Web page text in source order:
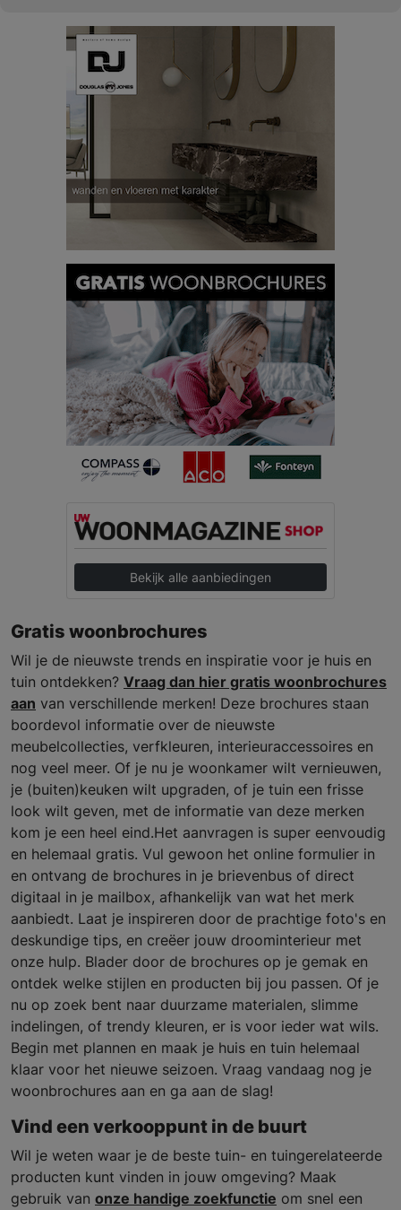
Bekijk alle aanbiedingen
Gratis woonbrochures
Wil je de nieuwste trends en inspiratie voor je huis en
tuin ontdekken? Vraag dan hier gratis woonbrochures
aan van verschillende merken! Deze brochures staan
boordevol informatie over de nieuwste
meubelcollecties, verfkleuren, interieuraccessoires en
nog veel meer. Of je nu je woonkamer wilt vernieuwen,
je (buiten)keuken wilt upgraden, of je tuin een frisse
look wilt geven, met de informatie van deze merken
kom je een heel eind.Het aanvragen is super eenvoudig
en helemaal gratis. Vul gewoon het online formulier in
en ontvang de brochures in je brievenbus of direct
digitaal in je mailbox, afhankelijk van wat het merk
aanbiedt. Laat je inspireren door de prachtige foto's en
deskundige tips, en creëer jouw droominterieur met
onze hulp. Blader door de brochures op je gemak en
ontdek welke stijlen en producten bij jou passen. Of je
nu op zoek bent naar duurzame materialen, slimme
indelingen, of trendy kleuren, er is voor ieder wat wils.
Begin met plannen en maak je huis en tuin helemaal
klaar voor het nieuwe seizoen. Vraag vandaag nog je
woonbrochures aan en ga aan de slag!
Vind een verkooppunt in de buurt
Wil je weten waar je de beste tuin- en tuingerelateerde
producten kunt vinden in jouw omgeving? Maak
gebruik van onze handige zoekfunctie om snel een